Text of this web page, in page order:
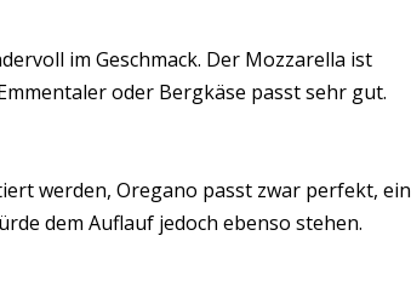
im Geschmack. Der Mozzarella ist
oder Bergkäse passt sehr gut.
werden, Oregano passt zwar perfekt, ein
dem Auflauf jedoch ebenso stehen.